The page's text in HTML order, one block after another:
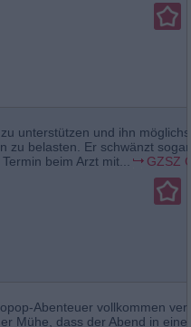
unterstützen und ihn
zu belasten. Er schwänzt
beim Arzt mit...
GZSZ
Abenteuer vollkommen
Mühe, dass der Abend in